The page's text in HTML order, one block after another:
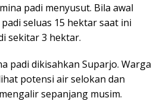
padi menyusut. Bila awal
seluas 15 hektar saat ini
sekitar 3 hektar.
padi dikisahkan Suparjo. Warga
potensi air selokan dan
sepanjang musim.